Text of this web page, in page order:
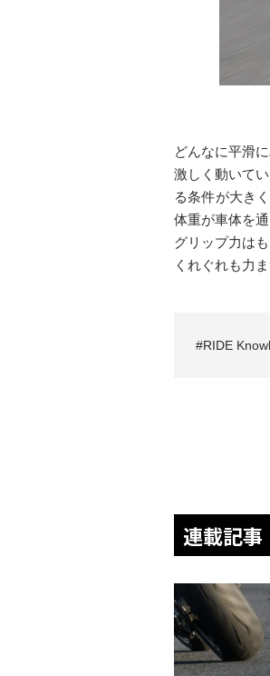
どんなに平滑
激しく動いて
る条件が大き
体重が車体を
グリップ力は
くれぐれも力
RIDE
連載記事